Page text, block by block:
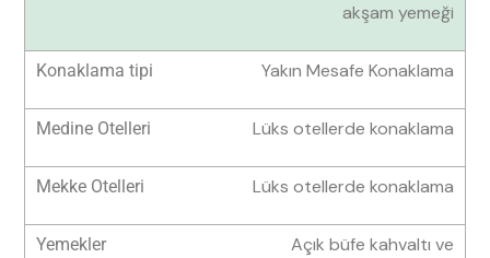
akşam yemeği
Yakın Mesafe Konaklama
Lüks otellerde konaklama
Lüks otellerde konaklama
Açık büfe kahvaltı ve